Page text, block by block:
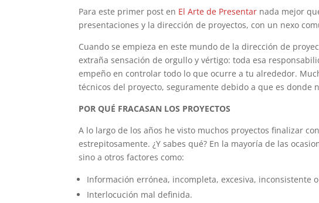
Para este primer post en El Arte de Presentar nada mejor
presentaciones y la dirección de proyectos, con un nexo
Cuando se empieza en este mundo de la dirección de
extraña sensación de orgullo y vértigo: toda esa
empeño en controlar todo lo que ocurre a tu alrededor.
técnicos del proyecto, seguramente debido a que es donde
POR QUÉ FRACASAN LOS PROYECTOS
A lo largo de los años he visto muchos proyectos finalizar
estrepitosamente. ¿Y sabes qué? En la mayoría de las
sino a otros factores como:
Información errónea, incompleta, excesiva, inconsistente
Interlocución mal definida.